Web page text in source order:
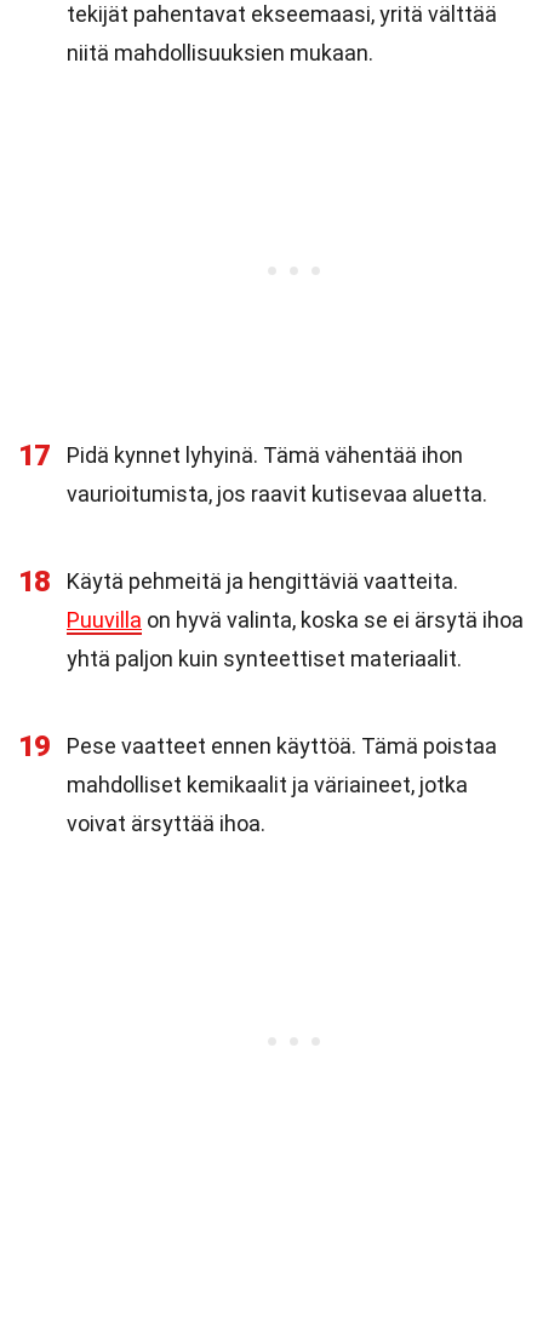
tekijät pahentavat ekseemaasi, yritä välttää
niitä mahdollisuuksien mukaan.
17
Pidä kynnet lyhyinä. Tämä vähentää ihon
vaurioitumista, jos raavit kutisevaa aluetta.
18
Käytä pehmeitä ja hengittäviä vaatteita.
Puuvilla on hyvä valinta, koska se ei ärsytä ihoa
yhtä paljon kuin synteettiset materiaalit.
19
Pese vaatteet ennen käyttöä. Tämä poistaa
mahdolliset kemikaalit ja väriaineet, jotka
voivat ärsyttää ihoa.